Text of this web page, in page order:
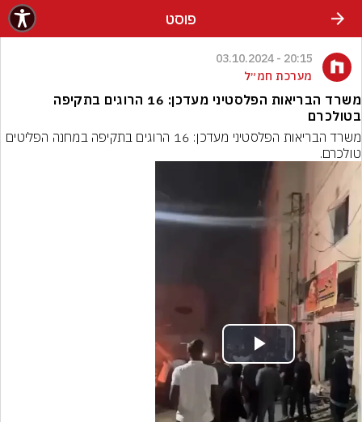
פוסט
20:15 - 03.10.2024
מערכת חמ״ל
משרד הבריאות הפלסטיני מעדכן: 16 הרוגים בתקיפה
בטולכרם
טולכרם.
Play
Video